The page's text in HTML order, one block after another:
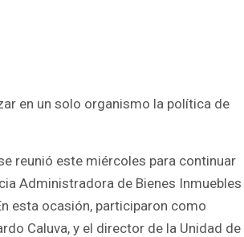
en un solo organismo la política de
reunió este miércoles para continuar
Administradora de Bienes Inmuebles
esta ocasión, participaron como
Caluva, y el director de la Unidad de